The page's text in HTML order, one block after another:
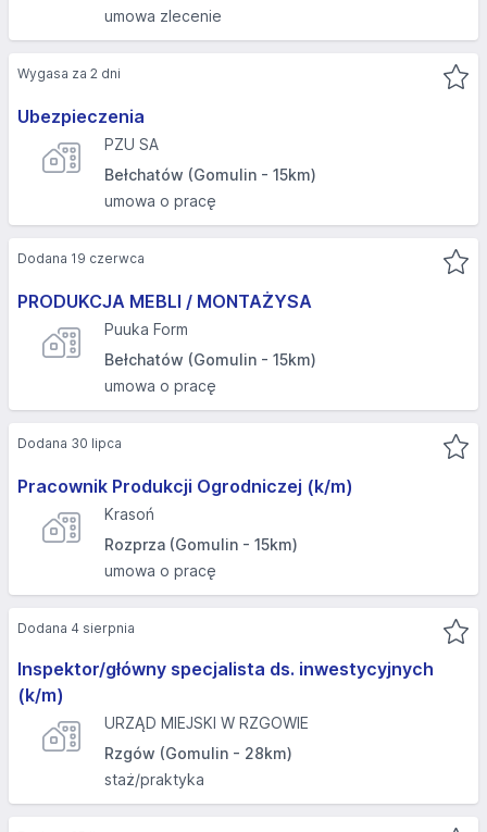
umowa zlecenie
Ubezpieczenia
PZU SA
Bełchatów (Gomulin - 15km)
umowa o pracę
Wygasa za 2 dni
PRODUKCJA MEBLI / MONTAŻYSA
Puuka Form
Bełchatów (Gomulin - 15km)
umowa o pracę
Dodana 19 czerwca
Pracownik Produkcji Ogrodniczej (k/m)
Krasoń
Rozprza (Gomulin - 15km)
umowa o pracę
Dodana 30 lipca
Inspektor/główny specjalista ds. inwestycyjnych
(k/m)
URZĄD MIEJSKI W RZGOWIE
Rzgów (Gomulin - 28km)
staż/praktyka
Dodana 4 sierpnia